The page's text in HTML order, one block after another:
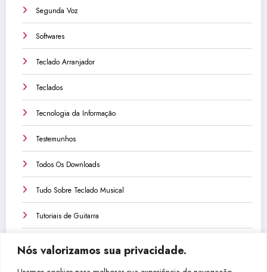
Nós valorizamos sua privacidade.
Segunda Voz
Softwares
Teclado Arranjador
Teclados
Tecnologia da Informação
Testemunhos
Todos Os Downloads
Tudo Sobre Teclado Musical
Tutoriais de Guitarra
Tutoriais de Violão